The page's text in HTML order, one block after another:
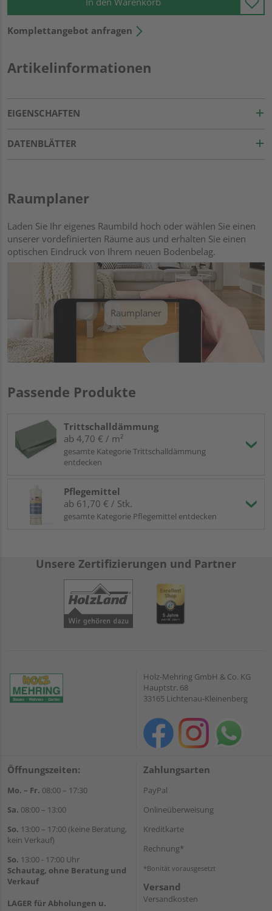
Komplettangebot anfragen
Artikelinformationen
EIGENSCHAFTEN
DATENBLÄTTER
Raumplaner
Laden Sie Ihr eigenes Raumbild hoch oder wählen Sie einen
unserer vordefinierten Räume aus und erhalten Sie einen
optischen Eindruck von Ihrem neuen Bodenbelag.
Raumplaner
Passende Produkte
Trittschalldämmung
ab 4,70 € / m²
gesamte Kategorie Trittschalldämmung
entdecken
Pflegemittel
ab 61,70 € / Stk.
gesamte Kategorie Pflegemittel entdecken
Unsere Zertifizierungen und Partner
Holz-Mehring GmbH & Co. KG
Hauptstr. 68
33165 Lichtenau-Kleinenberg
Öffnungszeiten:
Mo. – Fr. 08:00 – 17:30
Sa. 08:00 – 13:00
So. 13:00 – 17:00 (keine Beratung,
kein Verkauf)
So. 13:00 - 17:00 Uhr
Schautag, ohne Beratung und
Verkauf
LAGER für Abholungen u.
Zahlungsarten
PayPal
Onlineüberweisung
Kreditkarte
Rechnung*
*Bonität vorausgesetzt
Versand
Versandkosten